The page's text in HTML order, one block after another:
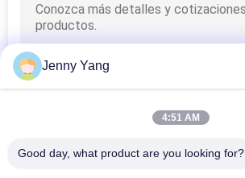
Jenny Yang
4:51 AM
Good day, what product are you looking for?